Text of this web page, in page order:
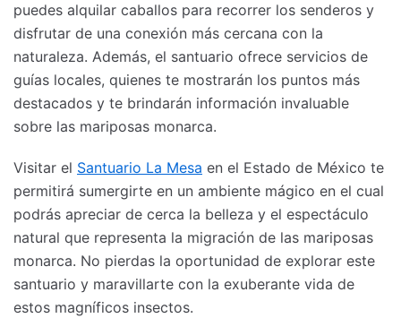
puedes alquilar caballos para recorrer los senderos y
disfrutar de una conexión más cercana con la
naturaleza. Además, el santuario ofrece servicios de
guías locales, quienes te mostrarán los puntos más
destacados y te brindarán información invaluable
sobre las mariposas monarca.
Visitar el Santuario La Mesa en el Estado de México te
permitirá sumergirte en un ambiente mágico en el cual
podrás apreciar de cerca la belleza y el espectáculo
natural que representa la migración de las mariposas
monarca. No pierdas la oportunidad de explorar este
santuario y maravillarte con la exuberante vida de
estos magníficos insectos.